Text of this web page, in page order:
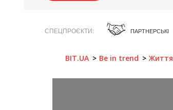
СПЕЦПРОЄКТИ ПАРТНЕРСЬКІ
BIT.UA Be in trend Життя